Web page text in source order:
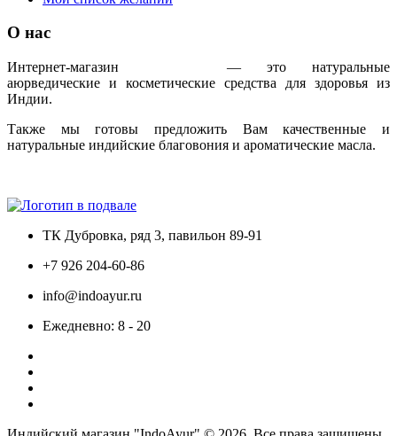
О нас
Интернет-магазин
— это натуральные
аюрведические и косметические средства для здоровья из
Индии.
Также мы готовы предложить Вам качественные и
натуральные индийские благовония и ароматические масла.
ТК Дубровка, ряд 3, павильон 89-91
+7 926 204-60-86
info@indoayur.ru
Ежедневно: 8 - 20